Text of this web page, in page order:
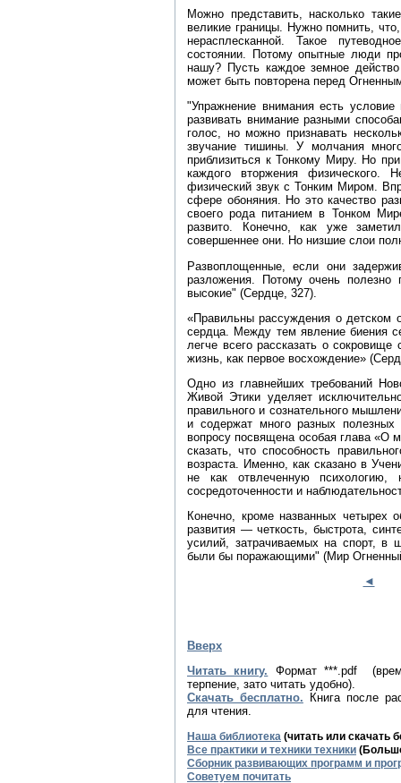
Можно представить, насколько
великие границы. Нужно помнить,
нерасплесканной. Такое
состоянии. Потому опытные люди
нашу? Пусть каждое земное
может быть повторена перед
"Упражнение внимания есть
развивать внимание разными
голос, но можно признавать
звучание тишины. У молчания
приблизиться к Тонкому Миру. Но
каждого вторжения физического.
физический звук с Тонким Миром.
сфере обоняния. Но это качество
своего рода питанием в Тонком
развито. Конечно, как уже
совершеннее они. Но низшие слои
Развоплощенные, если они
разложения. Потому очень полезно
высокие" (Сердце, 327).
«Правильны рассуждения о детском
сердца. Между тем явление биения
легче всего рассказать о
жизнь, как первое восхождение»
Одно из главнейших требований
Живой Этики уделяет
правильного и сознательного
и содержат много разных
вопросу посвящена особая глава «О
сказать, что способность
возраста. Именно, как сказано в
не как отвлеченную психологию,
сосредоточенности и
Конечно, кроме названных четырех
развития — четкость, быстрота,
усилий, затрачиваемых на спорт, в
были бы поражающими" (Мир
◄
Вверх
Читать книгу.
Формат ***.pdf
терпение, зато читать удобно).
Скачать бесплатно. Книга после
для чтения.
Наша библиотека (читать или скачать
Все практики и техники техники
Сборник развивающих программ и
Советуем почитать